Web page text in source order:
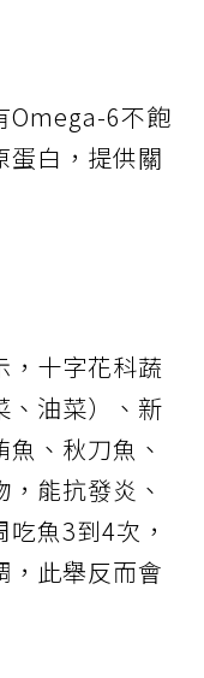
Omega-6不飽
蛋白，提供關
，十字花科蔬
、油菜）、新
、秋刀魚、
，能抗發炎、
魚3到4次，
，此舉反而會